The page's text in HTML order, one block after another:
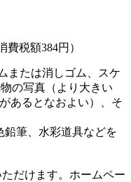
費税額384円）
または消しゴム、スケ
の写真（より大きい
あるとなおよい）、そ
鉛筆、水彩道具などを
だけます。ホームペー